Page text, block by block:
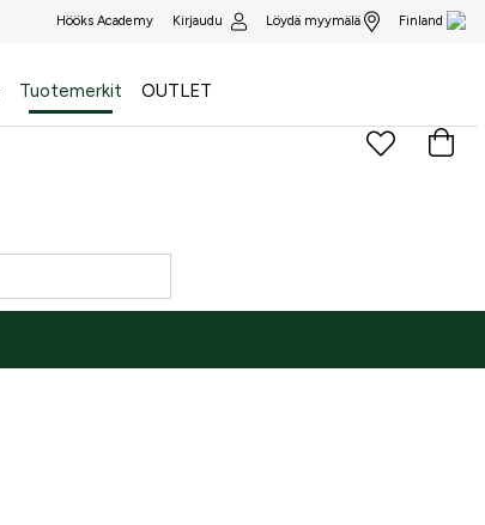
Hööks Academy Kirjaudu Löydä myymälä Finland
Tuotemerkit OUTLET